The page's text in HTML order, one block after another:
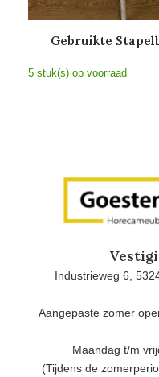
Gebruikte
5 stuk(s) op voorraad
Industrieweg 6,
Aangepaste zomer
Maandag t/m
(Tijdens de